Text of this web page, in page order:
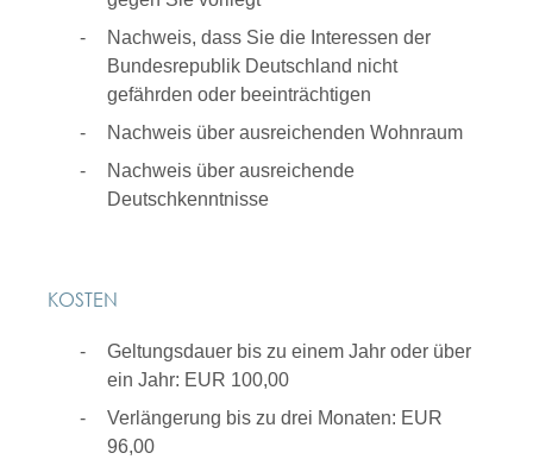
Nachweis, dass Sie die Interessen der
Bundesrepublik Deutschland nicht
gefährden oder beeinträchtigen
Nachweis über ausreichenden Wohnraum
Nachweis über ausreichende
Deutschkenntnisse
KOSTEN
Geltungsdauer bis zu einem Jahr oder über
ein Jahr: EUR 100,00
Verlängerung bis zu drei Monaten: EUR
96,00